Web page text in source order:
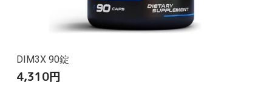
DIM3X 90錠
4,310円